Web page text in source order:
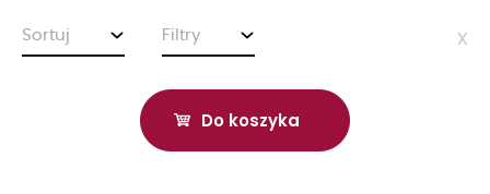
Sortuj Filtry x
Do koszyka